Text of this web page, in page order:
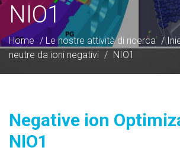
NIO1
Home / Le nostre attività di ricerca /
neutre da ioni negativi / NIO1
Negative ion
NIO1